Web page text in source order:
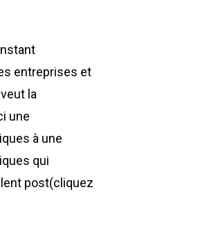
entreprises et
la
une
à une
qui
post(cliquez